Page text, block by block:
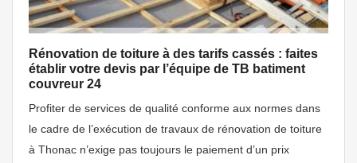
Rénovation de toiture à des tarifs cassés : faites
établir votre devis par l’équipe de TB batiment
couvreur 24
Profiter de services de qualité conforme aux normes dans
le cadre de l’exécution de travaux de rénovation de toiture
à Thonac n’exige pas toujours le paiement d’un prix